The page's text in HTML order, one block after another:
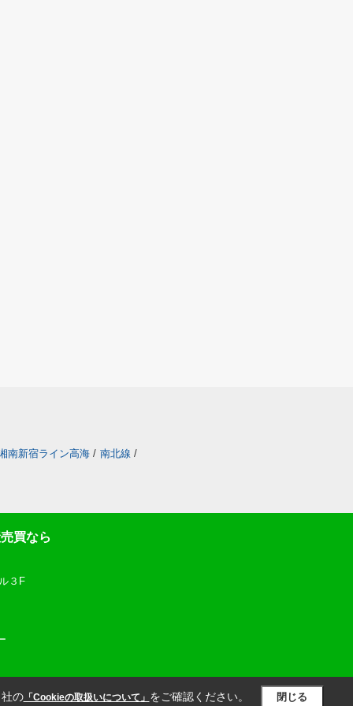
南新宿ライン高海 / 南北線 /
買なら
３F
の「Cookieの取扱いについて」 をご確認ください。 閉じる